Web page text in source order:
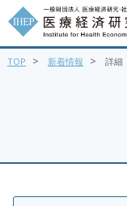
TOP > 新着情報 > 詳細